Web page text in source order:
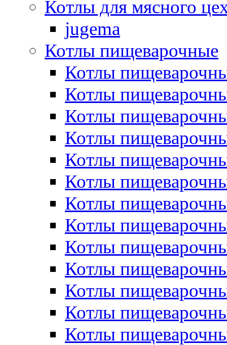
Котлы для мясного
jugema
Котлы пищеварочные
Котлы
Котлы
Котлы
Котлы
Котлы
Котлы
Котлы
Котлы
Котлы
Котлы
Котлы
Котлы
Котлы